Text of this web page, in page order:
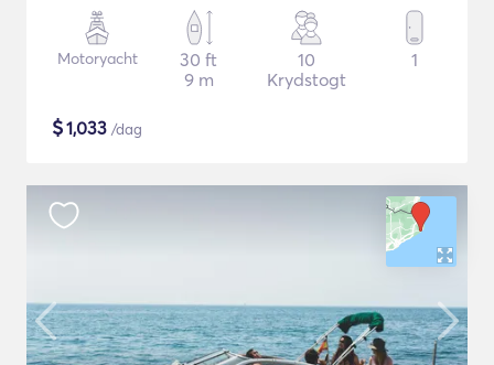
Motoryacht
30 ft
9 m
10
Krydstogt
1
$1,033 /dag